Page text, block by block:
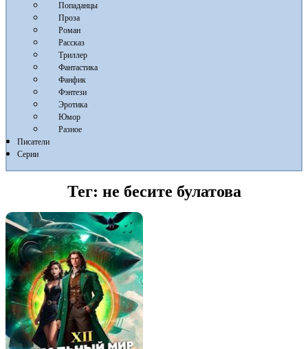
Попаданцы
Проза
Роман
Рассказ
Триллер
Фантастика
Фанфик
Фэнтези
Эротика
Юмор
Разное
Писатели
Серии
Тег: не бесите булатова